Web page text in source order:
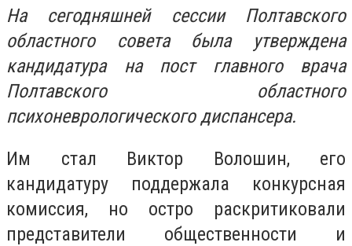
На сегодняшней сессии Полтавского
областного совета была утверждена
кандидатура на пост главного врача
Полтавского областного
психоневрологического диспансера.
Им стал Виктор Волошин, его
кандидатуру поддержала конкурсная
комиссия, но остро раскритиковали
представители общественности и